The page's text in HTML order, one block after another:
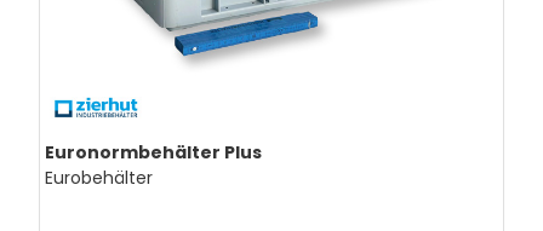
Euronormbehälter Plus
Eurobehälter